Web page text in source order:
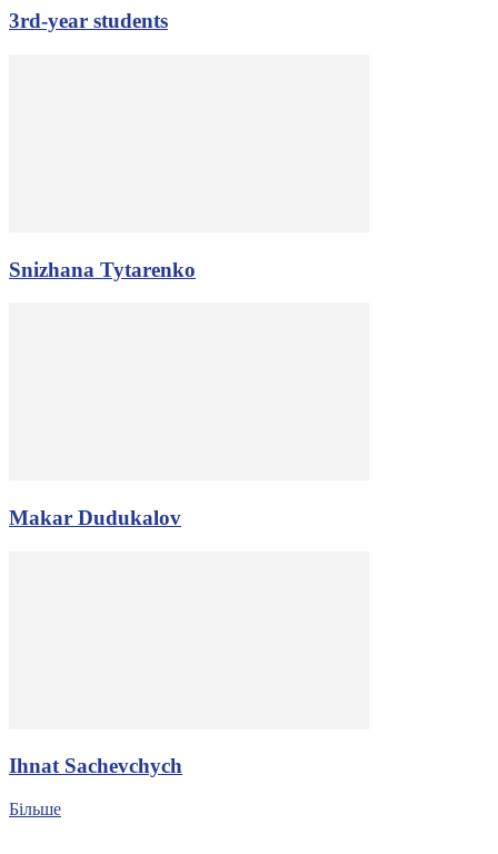
3rd-year students
Snizhana Tytarenko
Makar Dudukalov
Ihnat Sachevchych
Більше